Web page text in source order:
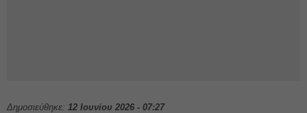
Δημοσιεύθηκε: 12 Ιουνίου 2026 - 07:27